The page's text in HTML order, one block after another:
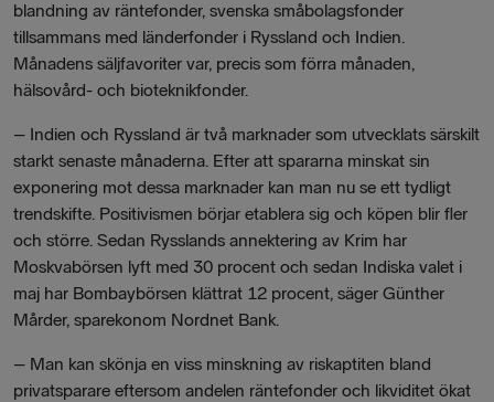
blandning av räntefonder, svenska småbolagsfonder
tillsammans med länderfonder i Ryssland och Indien.
Månadens säljfavoriter var, precis som förra månaden,
hälsovård- och bioteknikfonder.
– Indien och Ryssland är två marknader som utvecklats särskilt
starkt senaste månaderna. Efter att spararna minskat sin
exponering mot dessa marknader kan man nu se ett tydligt
trendskifte. Positivismen börjar etablera sig och köpen blir fler
och större. Sedan Rysslands annektering av Krim har
Moskvabörsen lyft med 30 procent och sedan Indiska valet i
maj har Bombaybörsen klättrat 12 procent, säger Günther
Mårder, sparekonom Nordnet Bank.
– Man kan skönja en viss minskning av riskaptiten bland
privatsparare eftersom andelen räntefonder och likviditet ökat